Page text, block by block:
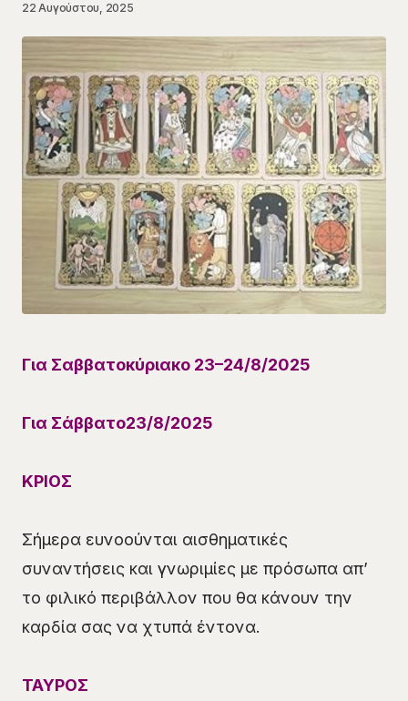
22 Αυγούστου, 2025
Για Σαββατοκύριακο 23–24/8/2025
Για Σάββατο23/8/2025
ΚΡΙΟΣ
Σήμερα ευνοούνται αισθηματικές
συναντήσεις και γνωριμίες με πρόσωπα απ’
το φιλικό περιβάλλον που θα κάνουν την
καρδία σας να χτυπά έντονα.
ΤΑΥΡΟΣ